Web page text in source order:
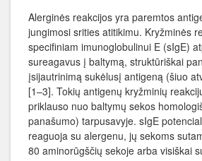
Alerginės reakcijos yra paremtos
jungimosi srities atitikimu. Kryžminės
specifiniam imunoglobulinui E (sIgE)
sureagavus į baltymą, struktūriškai
įsijautrinimą sukėlusį antigeną (šiuo
[1–3]. Tokių antigenų kryžminių
priklauso nuo baltymų sekos
panašumo) tarpusavyje. sIgE
reaguoja su alergenu, jų sekoms
80 aminorūgščių sekoje arba visiškai